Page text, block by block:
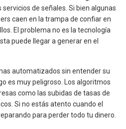
de señales. Si bien algunas
caen en la trampa de confiar en
El problema no es la tecnología
puede llegar a generar en el
automatizados sin entender su
es muy peligroso. Los algoritmos
como las subidas de tasas de
Si no estás atento cuando el
para perder todo tu dinero.